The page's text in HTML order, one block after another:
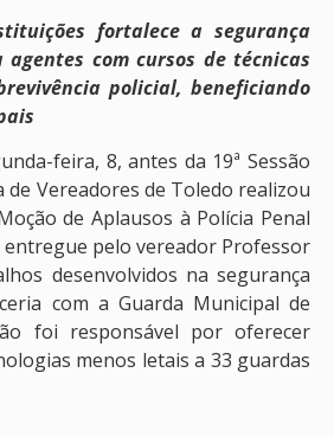
fortalece a segurança
com cursos de técnicas
policial, beneficiando
feira, 8, antes da 19ª Sessão
de Vereadores de Toledo realizou
de Aplausos à Polícia Penal
entregue pelo vereador Professor
desenvolvidos na segurança
com a Guarda Municipal de
foi responsável por oferecer
menos letais a 33 guardas